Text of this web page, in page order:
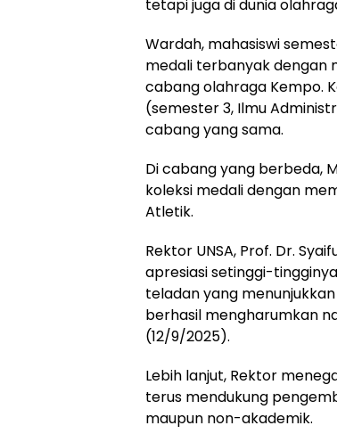
tetapi juga di dunia
Wardah, mahasiswi
medali terbanyak dengan
cabang olahraga Kempo.
(semester 3, Ilmu
cabang yang sama.
Di cabang yang berbeda,
koleksi medali dengan
Atletik.
Rektor UNSA, Prof. Dr.
apresiasi setinggi-
teladan yang
berhasil mengharumkan
(12/9/2025).
Lebih lanjut, Rektor
terus mendukung
maupun non-akademik.